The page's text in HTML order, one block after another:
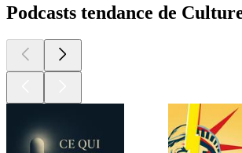
Podcasts tendance de